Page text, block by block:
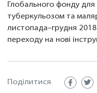
Глобального фонду
туберкульозом та
листопада–грудня
переходу на нові
Поділитися